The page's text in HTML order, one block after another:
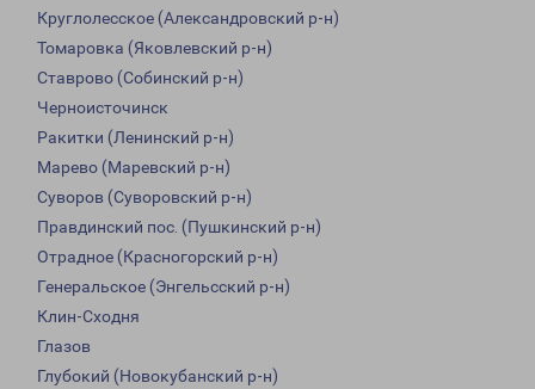
Круглолесское (Александровский р-н)
Томаровка (Яковлевский р-н)
Ставрово (Собинский р-н)
Черноисточинск
Ракитки (Ленинский р-н)
Марево (Маревский р-н)
Суворов (Суворовский р-н)
Правдинский пос. (Пушкинский р-н)
Отрадное (Красногорский р-н)
Генеральское (Энгельсский р-н)
Клин-Сходня
Глазов
Глубокий (Новокубанский р-н)